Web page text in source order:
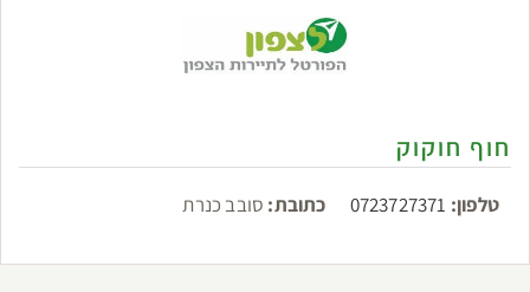
חוף חוקוק
טלפון: 0723727371 כתובת: סובב כנרת